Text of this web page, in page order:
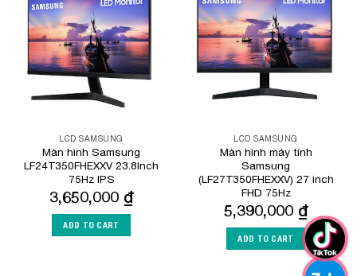
Add to
Wishlist
LCD SAMSUNG
Màn hình Samsung
LF24T350FHEXXV 23.8Inch
75Hz IPS
3,650,000 ₫
ADD TO CART
Add to
Wishlist
LCD SAMSUNG
Màn hình máy tính
Samsung
(LF27T350FHEXXV) 27 inch
FHD 75Hz
5,390,000 ₫
ADD TO CART